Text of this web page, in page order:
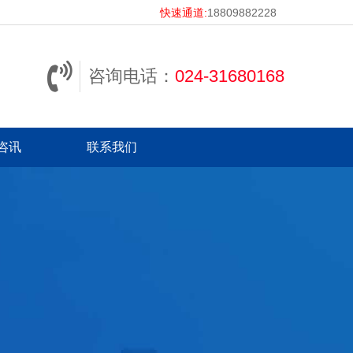
快速通道:18809882228
咨询电话： 024-31680168
讯 联系我们